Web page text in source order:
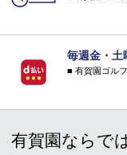
場合、取付工賃は無
＊商品に質問など
い合わせください。
※相当額として
注意事項：
・特典をご希
・特典をご希望
毎週金・土
■ キャンペー
注意事項：
有賀園ならで